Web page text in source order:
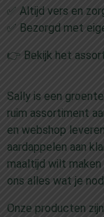
✅ Altijd vers en
✅ Bezorgd met
👉 Bekijk het
Sally is een
ruim assortiment
en webshop
aardappelen aan
maaltijd wilt
ons alles wat je
Onze producten